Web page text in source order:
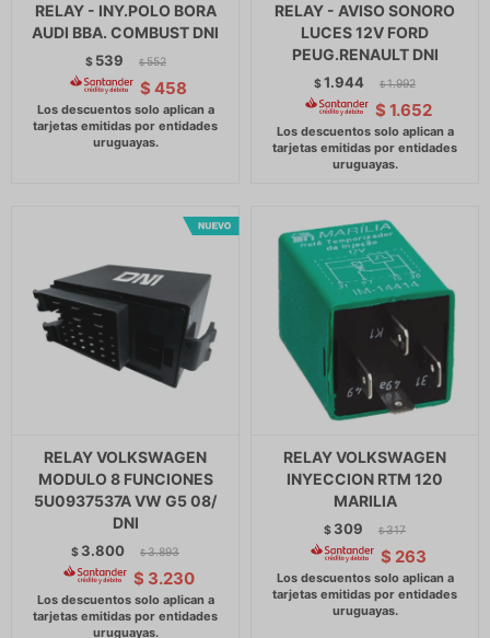
RELAY - INY.POLO BORA
AUDI BBA. COMBUST DNI
$ 539 $ 552
$ 458
RELAY - AVISO SONORO
LUCES 12V FORD
PEUG.RENAULT DNI
$1.944 $ 1.992
$ 1.652
RELAY VOLKSWAGEN
MODULO 8 FUNCIONES
5U0937537A VW G5 08/
DNI
$ 3.800 $ 3.893
$ 3.230
RELAY VOLKSWAGEN
INYECCION RTM 120
MARILIA
$ 309 $ 317
$ 263